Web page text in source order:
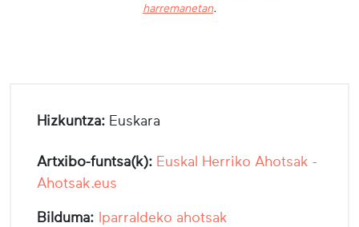
harremanetan.
Hizkuntza: Euskara
Artxibo-funtsa(k): Euskal Herriko Ahotsak -
Ahotsak.eus
Bilduma: Iparraldeko ahotsak